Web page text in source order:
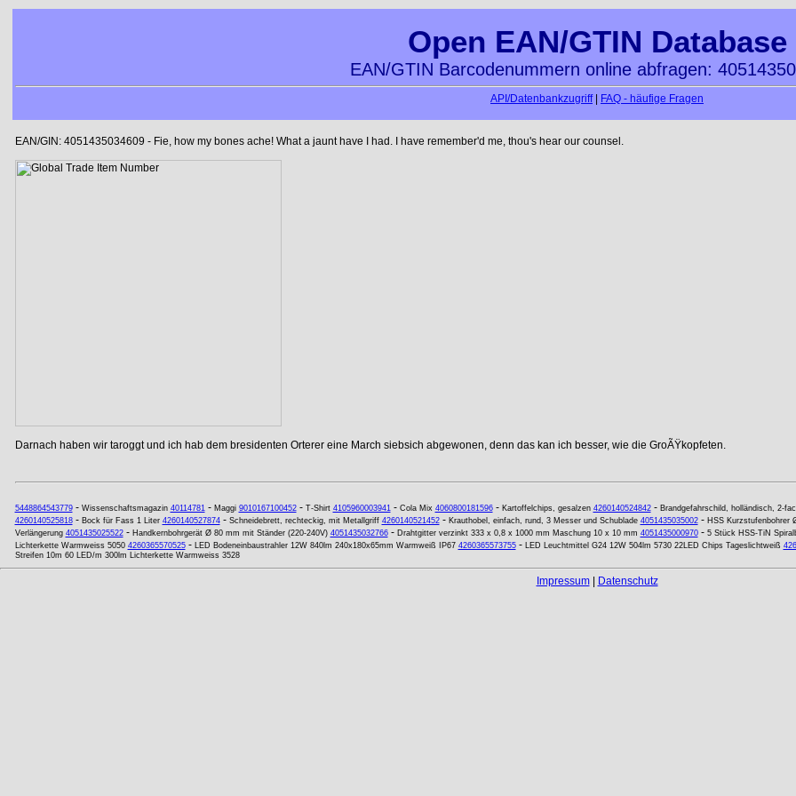
Open EAN/GTIN Database
EAN/GTIN Barcodenummern online abfragen:
API/Datenbankzugriff| FAQ - häufige Fragen
EAN/GIN: 4051435034609 - Fie, how my bones ache! What a jaunt have I had. I have remember'd me, thou's hear our counsel.
Darnach haben wir taroggt und ich hab dem bresidenten Orterer eine March siebsich abgewonen, denn das kan ich besser, wie die GroÃŸkopfeten.
5448864543779- Wissenschaftsmagazin 40114781- Maggi 9010167100452- T-Shirt 4105960003941- Cola Mix 4060800181596- Kartoffelchips, gesalzen 4260140524842- Brandgefahrschild, holländisch, 2-
4260140525818- Bock für Fass 1 Liter 4260140527874- Schneidebrett, rechteckig, mit Metallgriff 4260140521452- Krauthobel, einfach, rund, 3 Messer und Schublade 4051435035002- HSS Kurzstufenbohrer
Verlängerung 4051435025522- Handkernbohrgerät Ø 80 mm mit Ständer (220-240V) 4051435032766- Drahtgitter verzinkt 333 x 0,8 x 1000 mm Maschung 10 x 10 mm 4051435000970- 5 Stück HSS-TiN
Lichterkette Warmweiss 5050 4260365570525- LED Bodeneinbaustrahler 12W 840lm 240x180x65mm Warmweiß IP67 4260365573755- LED Leuchtmittel G24 12W 504lm 5730 22LED Chips Tageslichtweiß
Streifen 10m 60 LED/m 300lm Lichterkette Warmweiss 3528
Impressum| Datenschutz